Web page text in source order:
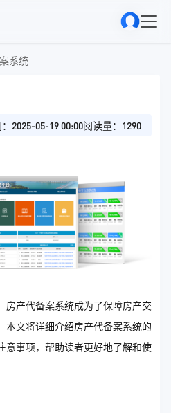
系统
2025-05-19 00:00阅读量：1290
房产代备案系统成为了保障房产交
本文将详细介绍房产代备案系统的
意事项，帮助读者更好地了解和使